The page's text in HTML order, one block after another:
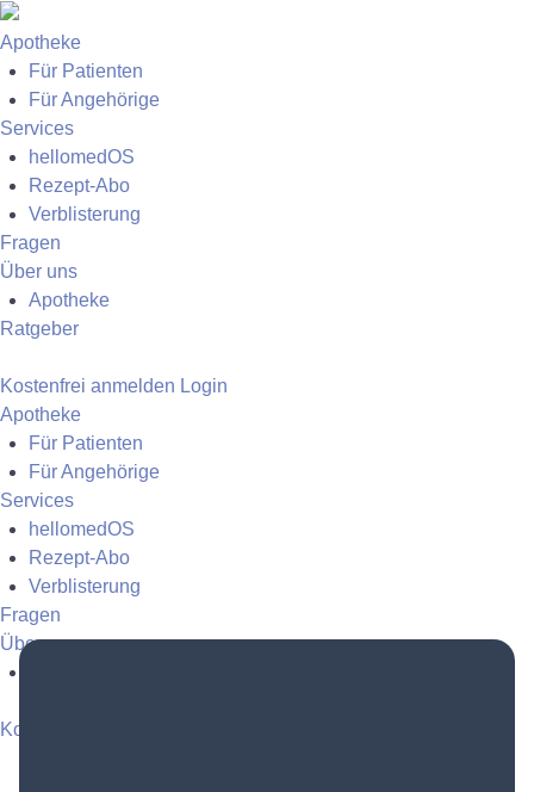
Apotheke
Für Patienten
Für Angehörige
Services
hellomedOS
Rezept-Abo
Verblisterung
Fragen
Über uns
Apotheke
Ratgeber
Kostenfrei anmelden Login
Apotheke
Für Patienten
Für Angehörige
Services
hellomedOS
Rezept-Abo
Verblisterung
Fragen
Über uns
Kostenfrei anmelden